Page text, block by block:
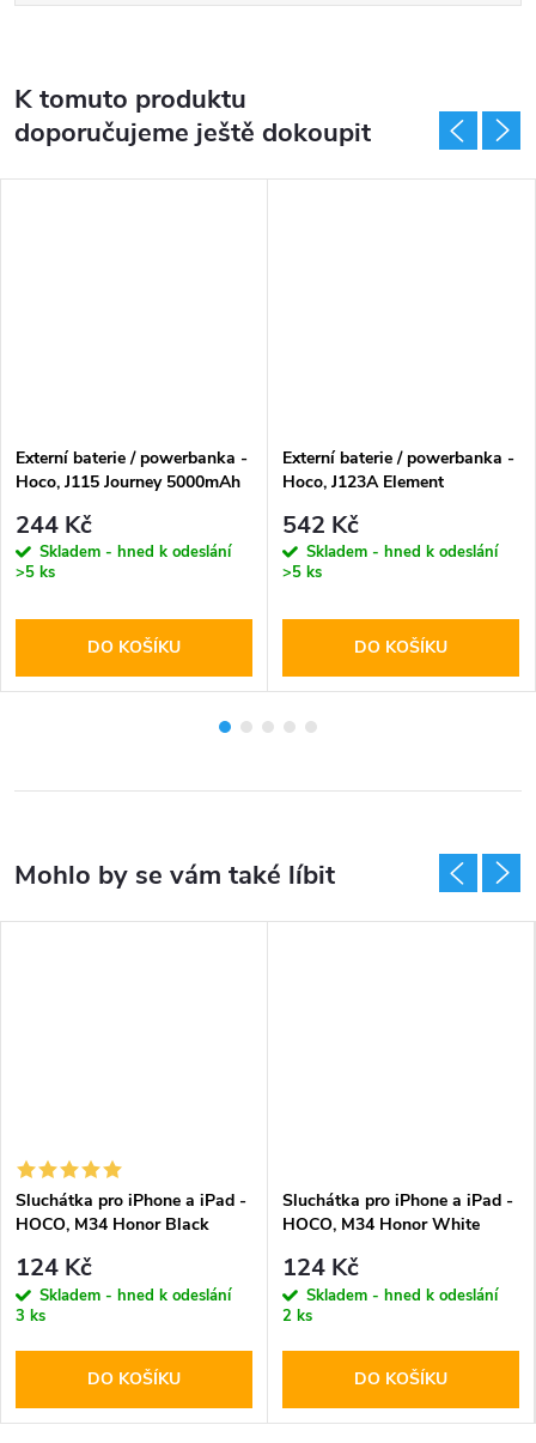
K tomuto produktu
doporučujeme ještě dokoupit
Externí baterie / powerbanka -
Hoco, J115 Journey 5000mAh
244 Kč
Skladem - hned k odeslání
>5 ks
DO KOŠÍKU
Externí baterie / powerbanka -
Hoco, J123A Element
542 Kč
Skladem - hned k odeslání
>5 ks
DO KOŠÍKU
Sluchátka pro iPhone a iPad -
HOCO, M34 Honor Black
124 Kč
Skladem - hned k odeslání
3 ks
DO KOŠÍKU
Sluchátka pro iPhone a iPad -
HOCO, M34 Honor White
124 Kč
Skladem - hned k odeslání
2 ks
DO KOŠÍKU